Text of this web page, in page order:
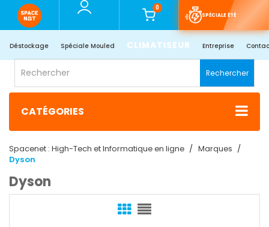
0
SPÉCIALE ÉTÉ
Déstockage Spéciale Mouled CLIMATISEUR Entreprise
Rechercher
CATÉGORIES
Spacenet : High-Tech et Informatique en ligne
Marques
Dyson
Dyson